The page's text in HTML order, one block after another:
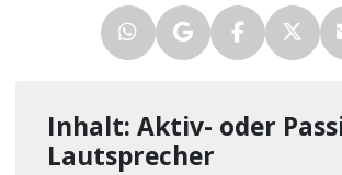
Inhalt: Aktiv- oder
Lautsprecher